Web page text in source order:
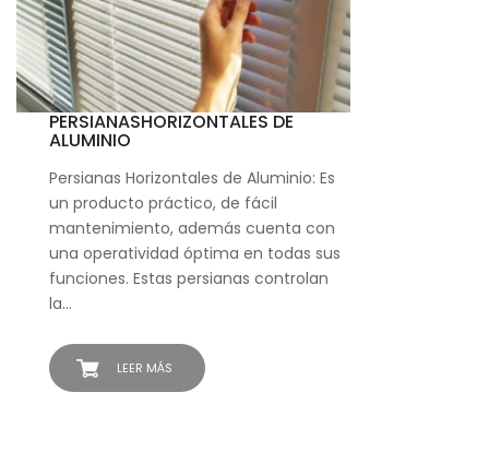
LEER MÁS
PERSIANASHORIZONTALES DE
ALUMINIO
Persianas Horizontales de Aluminio: Es
un producto práctico, de fácil
mantenimiento, además cuenta con
una operatividad óptima en todas sus
funciones. Estas persianas controlan
la…